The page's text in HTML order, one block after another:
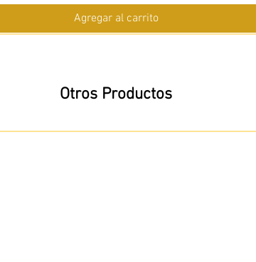
Agregar al carrito
Otros Productos